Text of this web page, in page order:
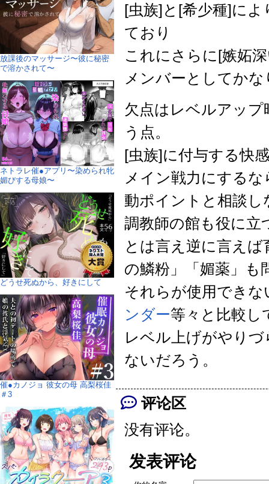
[虫族]と[希少種]に
ており
これにさらに[嫉妬
メンバーとしてかな
欠点はレベルアップ
う点。
[虫族]に付与する快
メイン戦力にする
動ポイントと相談し
調教師の館も役に立
とは言え逆に言え
の鱗粉」「媚薬」も
それらが使用できな
ンダー等々と比較し
レベル上げがやり
ないだろう。
评论区
没有评论。
发表评论
放課後のマッサージ〜彼に秘密
で溶かされて〜
ネトラレ催●アプリ〜染められ牝
媚びする母娘〜
どうせ死ぬから、好きにして
催●カノジョ 彼女の母 高梨桜佳
＃3